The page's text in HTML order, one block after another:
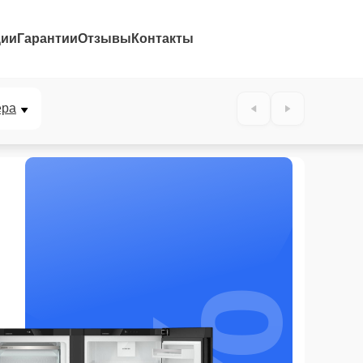
ГарантииОтзывы Контакты